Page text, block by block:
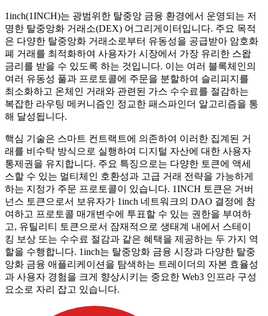
1inch(1INCH)는 광범위한 탈중앙 금융 환경에서 운영되는 저
명한 탈중앙화 거래소(DEX) 어그리게이터입니다. 주요 목적
은 다양한 탈중앙화 거래소로부터 유동성을 공급받아 암호화
폐 거래를 최적화하여 사용자가 시장에서 가장 유리한 스왑
금리를 받을 수 있도록 하는 것입니다. 이는 여러 블록체인의
여러 유동성 풀과 프로토콜에 주문을 분할하여 슬리피지를
최소화하고 온체인 거래와 관련된 가스 수수료를 절감하는
복잡한 라우팅 메커니즘인 정교한 패스파인더 알고리즘을 통
해 달성됩니다.
핵심 기술은 스마트 컨트랙트에 의존하여 이러한 집계된 거
래를 비수탁 방식으로 실행하여 디지털 자산에 대한 사용자
통제권을 유지합니다. 주요 특징으로는 다양한 토큰에 액세
스할 수 있는 멀티체인 호환성과 고급 거래 전략을 가능하게
하는 지정가 주문 프로토콜이 있습니다. 1INCH 토큰은 거버
넌스 토큰으로서 보유자가 1inch 네트워크의 DAO 결정에 참
여하고 프로토콜 매개변수에 투표할 수 있는 권한을 부여하
고, 유틸리티 토큰으로서 잠재적으로 생태계 내에서 스테이
킹 보상 또는 수수료 절감과 같은 혜택을 제공하는 두 가지 역
할을 수행합니다. 1inch는 탈중앙화 금융 시장과 다양한 탈중
앙화 금융 애플리케이션을 탐색하는 트레이더의 자본 효율성
과 사용자 경험을 크게 향상시키는 중요한 Web3 인프라 구성
요소로 자리 잡고 있습니다.